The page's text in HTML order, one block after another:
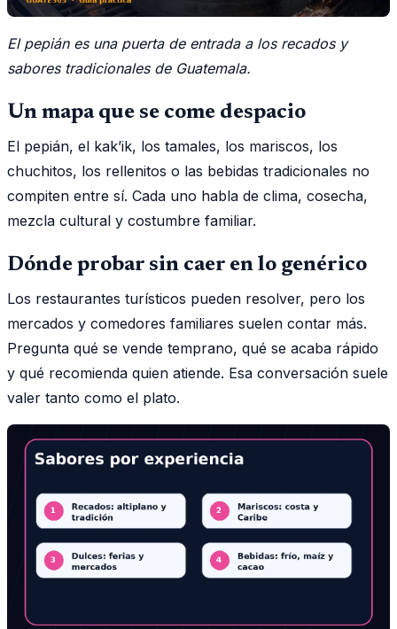
El pepián es una puerta de entrada a los recados y
sabores tradicionales de Guatemala.
Un mapa que se come despacio
El pepián, el kak’ik, los tamales, los mariscos, los
chuchitos, los rellenitos o las bebidas tradicionales no
compiten entre sí. Cada uno habla de clima, cosecha,
mezcla cultural y costumbre familiar.
Dónde probar sin caer en lo genérico
Los restaurantes turísticos pueden resolver, pero los
mercados y comedores familiares suelen contar más.
Pregunta qué se vende temprano, qué se acaba rápido
y qué recomienda quien atiende. Esa conversación suele
valer tanto como el plato.